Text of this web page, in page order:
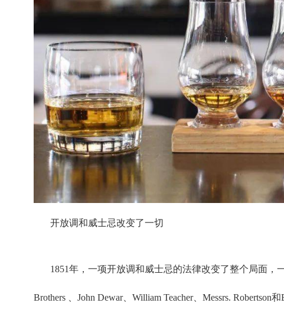
开放调和威士忌改变了一切
1851年，一项开放调和威士忌的法律改变了整个局面，
Brothers 、John Dewar、William Teacher、Messrs.